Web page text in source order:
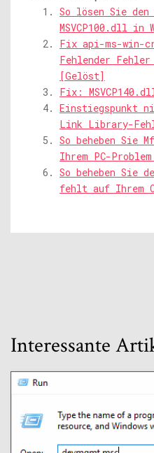
So lösen Sie
MSVCP100.dll in
Fix api-ms-win-
Fehlender Fehler
[Gelöst]
Fix:
Einstiegspunkt
Link Library-
So beheben Sie
Ihrem PC-
So beheben Sie
fehlt auf Ihrem
Interessante